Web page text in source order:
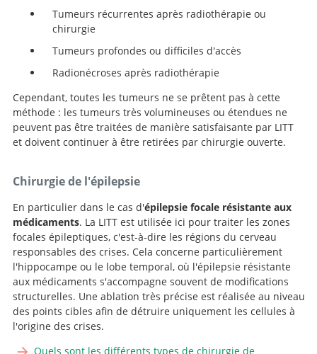
Tumeurs récurrentes après radiothérapie ou
chirurgie
Tumeurs profondes ou difficiles d'accès
Radionécroses après radiothérapie
Cependant, toutes les tumeurs ne se prêtent pas à cette
méthode : les tumeurs très volumineuses ou étendues ne
peuvent pas être traitées de manière satisfaisante par LITT
et doivent continuer à être retirées par chirurgie ouverte.
Chirurgie de l'épilepsie
En particulier dans le cas d'épilepsie focale résistante aux
médicaments. La LITT est utilisée ici pour traiter les zones
focales épileptiques, c'est-à-dire les régions du cerveau
responsables des crises. Cela concerne particulièrement
l'hippocampe ou le lobe temporal, où l'épilepsie résistante
aux médicaments s'accompagne souvent de modifications
structurelles. Une ablation très précise est réalisée au niveau
des points cibles afin de détruire uniquement les cellules à
l'origine des crises.
Quels sont les différents types de chirurgie de